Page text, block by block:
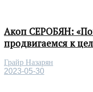
Акоп СЕРОБЯН:
продвигаемся к
Грайр Назарян
2023-05-30